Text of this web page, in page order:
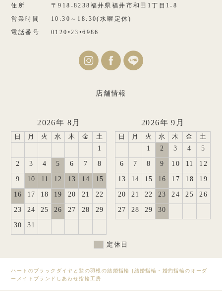
ハートのブラックダイヤと鷲の羽根の結婚指輪 | 結婚指輪・婚約指輪のオーダ
ーメイドブランドしあわせ指輪工房
住所
〒918-8238福井県福井市和田1丁目1-8
営業時間
10:30～18:30(水曜定休)
電話番号
0120•23•6986
店舗情報
2026年 8月
日 月 火 水 木 金 土
1
2 3 4 5 6 7 8
9 10 11 12 13 14 15
16 17 18 19 20 21 22
23 24 25 26 27 28 29
30 31
2026年 9月
日 月 火 水 木 金 土
1 2 3 4 5
6 7 8 9 10 11 12
13 14 15 16 17 18 19
20 21 22 23 24 25 26
27 28 29 30
定休日